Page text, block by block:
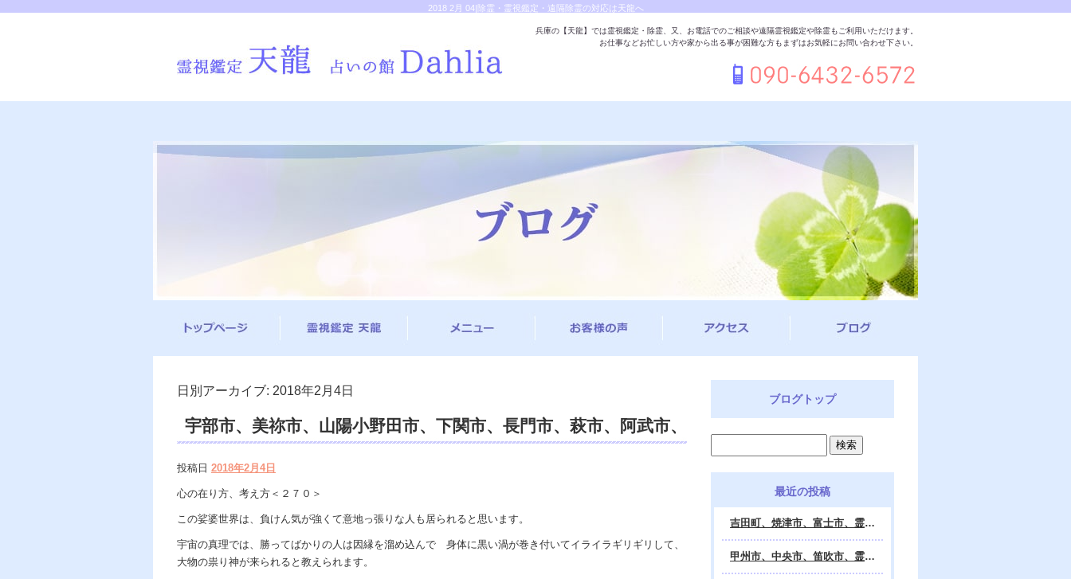
2018 2月 04|除霊・霊視鑑定・遠隔除霊の対応は天龍へ
兵庫の【天龍】では霊視鑑定・除霊、又、お電話でのご相談や遠隔霊視鑑定や除霊もご利用いただけます。
お仕事などお忙しい方や家から出る事が困難な方もまずはお気軽にお問い合わせ下さい。
日別アーカイブ: 2018年2月4日
宇部市、美祢市、山陽小野田市、下関市、長門市、萩市、阿武市、
投稿日 2018年2月4日
心の在り方、考え方＜２７０＞
この娑婆世界は、負けん気が強くて意地っ張りな人も居られると思います。
宇宙の真理では、勝ってばかりの人は因縁を溜め込んで 身体に黒い渦が巻き付いてイライラギリギリして、
大物の祟り神が来られると教えられます。
ブログトップ
最近の投稿
吉田町、焼津市、富士市、霊視鑑定 天龍・占いの館 Dahlia、対面・電話・オンライン鑑定、除霊、霊視鑑定、遠隔 除霊 口コミ、浄霊、交霊、祈祷、御祓い、四柱推命、姓名判断・九星気学・易・タロット・手相・数秘術・動物占い・姓名学・命運鑑定、開運、不安・苦痛・恐怖、悩み相談、スピリチュアルカウンセラー、ヒーリング、霊気治療、霊能力者、霊媒師、天龍知裕著、幸せを求めて、天の神様 VS 地獄の神様、宇宙の真理で未来は希望の光、この世で天国 あの世で天国、天龍知裕ブログ。
甲州市、中央市、笛吹市、霊視鑑定 天龍・占いの館 Dahlia、対面・電話・オンライン鑑定、除霊、霊視鑑定、遠隔 除霊 口コミ、浄霊、交霊、祈祷、御祓い、四柱推命、姓名判断・九星気学・易・タロット・手相・数秘術・動物占い・姓名学・命運鑑定、開運、不安・苦痛・恐怖、悩み相談、スピリチュアルカウンセラー、ヒーリング、霊気治療、霊能力者、霊媒師、天龍知裕著、幸せを求めて、天の神様 VS 地獄の神様、宇宙の真理で未来は希望の光、この世で天国 あの世で天国、天龍知裕ブログ。